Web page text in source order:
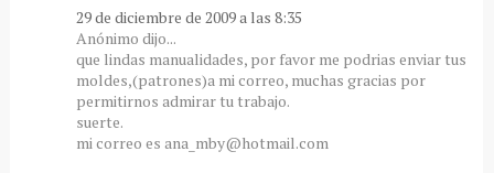
29 de diciembre de 2009 a las 8:35
Anónimo dijo...
que lindas manualidades, por favor me podrias enviar tus
moldes,(patrones)a mi correo, muchas gracias por
permitirnos admirar tu trabajo.
suerte.
mi correo es ana_mby@hotmail.com